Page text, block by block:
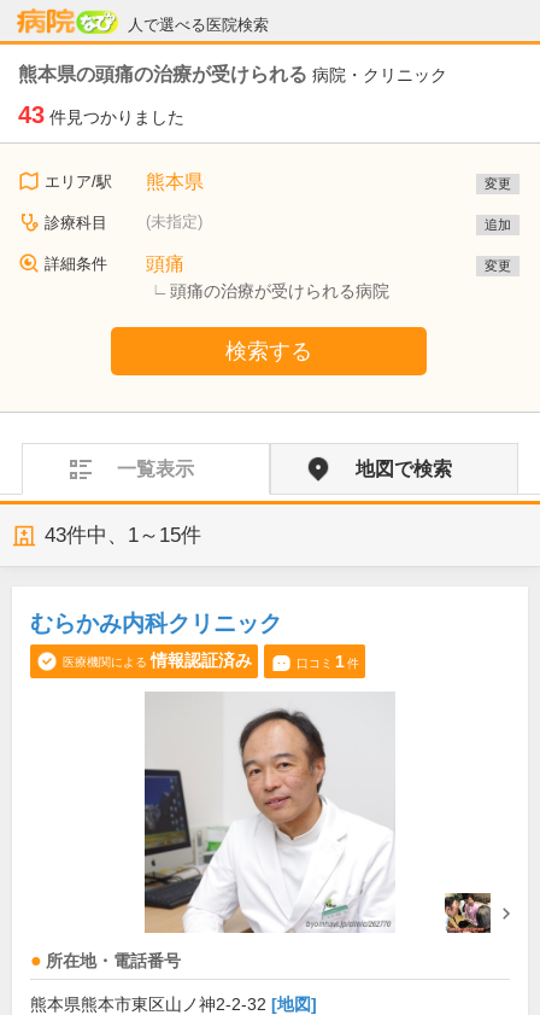
人で選べる医院検索
病院なび
熊本県の頭痛の治療が受けられる 病院・クリニック
43 件見つかりました
エリア/駅 熊本県 変更
診療科目 (未指定) 追加
詳細条件 頭痛
頭痛の治療が受けられる病院
変更
検索する
一覧表示 地図で検索
43件中、 1～15件
むらかみ内科クリニック
医療機関による 情報認証済み 口コミ 1件
所在地・電話番号
熊本県熊本市東区山ノ神2-2-32 [地図]